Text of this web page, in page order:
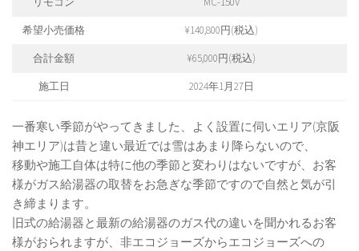
希望小売価格 ¥140,800円(税込)
合計金額 ¥65,000円(税込)
施工日 2024年1月27日
一番寒い季節がやってきました、よく設置に伺いエリア(京阪
神エリア)は昔と違い最近では雪はあまり降らないので、
移動や施工自体は特に他の季節と変わりはないですが、お客
様がガス給湯器の取替をお急ぎな季節ですので自然と気が引
き締まります。
旧式の給湯器と最新の給湯器のガス代の違いを聞かれるお客
様がおられますが、非エコジョーズからエコジョーズへの